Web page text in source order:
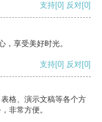
支持[0] 反对[0]
，享受美好时光。
支持[0] 反对[0]
格、演示文稿等各个方
非常方便。